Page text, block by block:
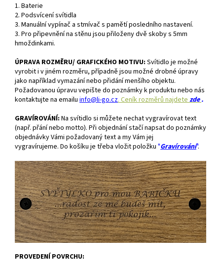
1. Baterie
2. Podsvícení svítidla
3. Manuální vypínač a stmívač s pamětí posledního nastavení.
3. Pro připevnění na stěnu jsou přiloženy dvě skoby s 5mm
hmoždinkami.
ÚPRAVA ROZMĚRU/ GRAFICKÉHO MOTIVU: Svítidlo je možné
vyrobit i v jiném rozměru, případně jsou možné drobné úpravy
jako například vymazání nebo přidání menšího objektu.
Požadovanou úpravu vepište do poznámky k produktu nebo nás
kontaktujte na emailu info@li-go.cz. Ceník rozměrů najdete zde .
GRAVÍROVÁNÍ: Na svítidlo si můžete nechat vygravírovat text
(např. přání nebo motto). Při objednání stačí napsat do poznámky
objednávky Vámi požadovaný text a my Vám jej
vygravírujeme. Do košíku je třeba vložit položku "Gravírování".
PROVEDENÍ POVRCHU: